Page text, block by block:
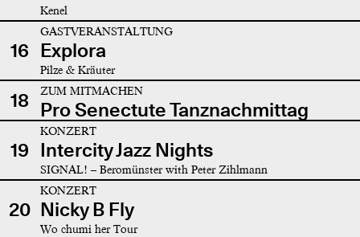
Kenel
16
GASTVERANSTALTUNG
Explora
Pilze & Kräuter
18 ZUM MITMACHEN
Pro Senectute Tanznachmittag
19
KONZERT
Intercity Jazz Nights
SIGNAL! – Beromünster with Peter Zihlmann
20
KONZERT
Nicky B Fly
Wo chumi her Tour